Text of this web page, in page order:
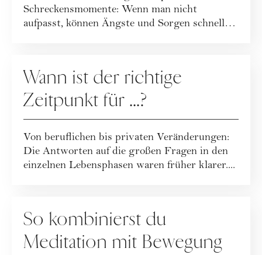
Schreckensmomente: Wenn man nicht
aufpasst, können Ängste und Sorgen schnell
Wann ist der richtige
Zeitpunkt für ...?
Von beruflichen bis privaten Veränderungen:
Die Antworten auf die großen Fragen in den
einzelnen Lebensphasen waren früher klarer....
So kombinierst du
Meditation mit Bewegung